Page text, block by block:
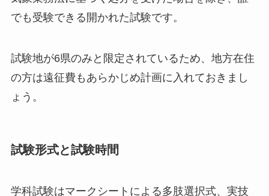
でも受験できる開かれた試験です。
試験地が6県のみと限定されているため、地方在住
の方は遠征費もあらかじめ計画に入れておきまし
ょう。
試験形式と試験時間
学科試験はマークシートによる多肢選択式、実技